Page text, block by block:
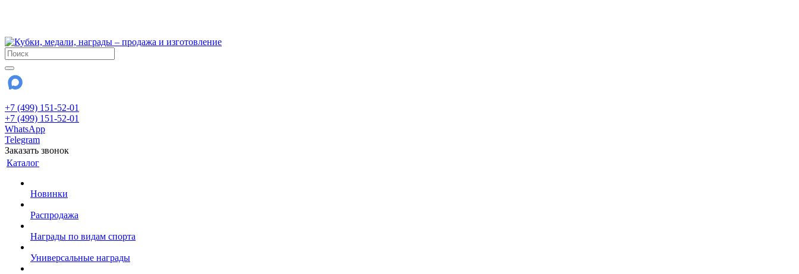
+7 (499) 151-52-01
+7 (499) 151-52-01
WhatsApp
Telegram
Заказать звонок
Каталог
Новинки
Распродажа
Награды по видам спорта
Универсальные награды